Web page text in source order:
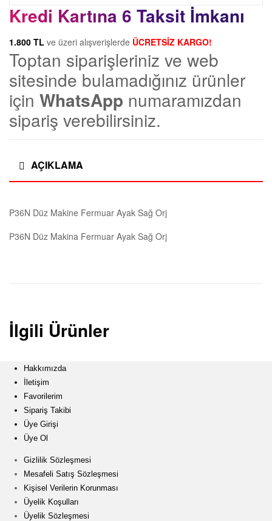
a
n
l
a
r
ı
ş
M
a
k
n
Ayak
Sağ
Orj
adet
Kredi Kartına 6 Taksit İmkanı
1.800 TL ve üzeri alışverişlerde ÜCRETSİZ KARGO!
Toptan siparişleriniz ve web
sitesinde bulamadığınız ürünler
için WhatsApp numaramızdan
sipariş verebilirsiniz.
AÇIKLAMA
P36N Düz Makine Fermuar Ayak Sağ Orj
P36N Düz Makina Fermuar Ayak Sağ Orj
İlgili Ürünler
Hakkımızda
İletişim
Favorilerim
Sipariş Takibi
Üye Girişi
Üye Ol
Gizlilik Sözleşmesi
Mesafeli Satış Sözleşmesi
Kişisel Verilerin Korunması
Üyelik Koşulları
Üyelik Sözleşmesi